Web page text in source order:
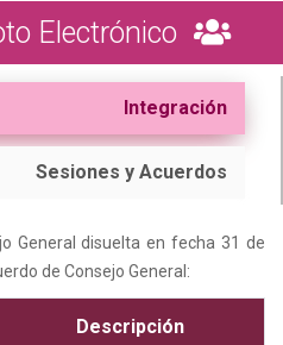
Electrónico
Integración
Sesiones y Acuerdos
General disuelta en fecha 31 de
de Consejo General:
Descripción